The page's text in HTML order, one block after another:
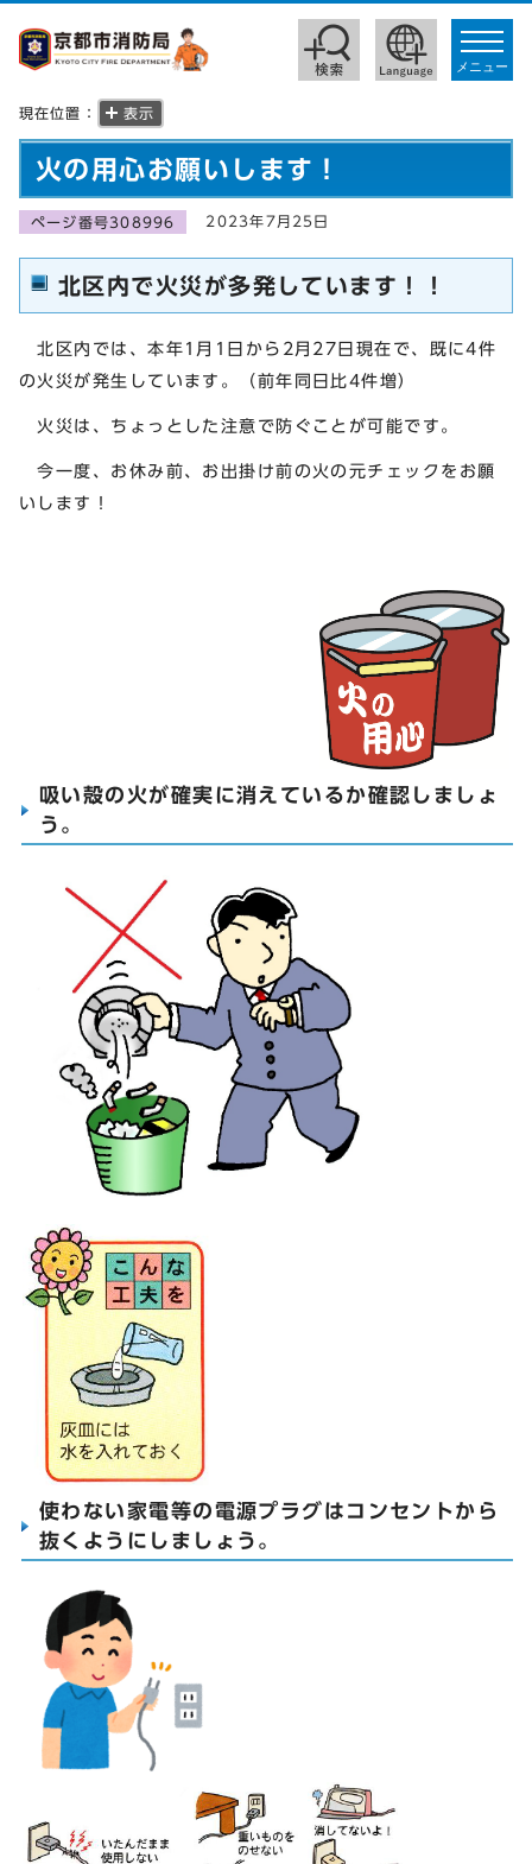
toggle
メニュー
現在位置： 表示
火の用心お願いします！
ページ番号308996 2023年7月25日
北区内で火災が多発しています！！
北区内では、本年1月1日から2月27日現在で、既に4件
の火災が発生しています。（前年同日比4件増）
火災は、ちょっとした注意で防ぐことが可能です。
今一度、お休み前、お出掛け前の火の元チェックをお願
いします！
吸い殻の火が確実に消えているか確認しましょ
う。
使わない家電等の電源プラグはコンセントから
抜くようにしましょう。